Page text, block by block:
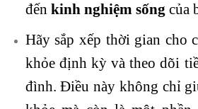
đến kinh nghiệm sống của
Hãy sắp xếp thời gian cho
khỏe định kỳ và theo dõi
đình. Điều này không chỉ